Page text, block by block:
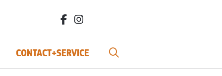
facebook.com/bdvereniging/
instagram.com/leefbiodynamisch/
CONTACT+SERVICE